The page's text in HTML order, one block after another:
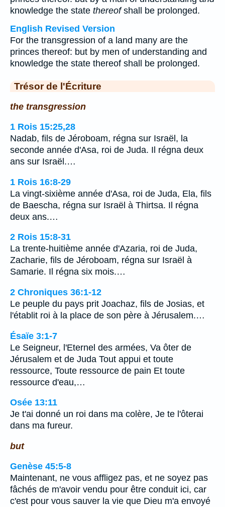
knowledge the state thereofshall be prolonged.
English Revised Version
For the transgression of a land many are the
princes thereof: but by men of understanding and
knowledge the state thereof shall be prolonged.
Trésor de l'Écriture
the transgression
1 Rois 15:25,28
Nadab, fils de Jéroboam, régna sur Israël, la
seconde année d'Asa, roi de Juda. Il régna deux
ans sur Israël.…
1 Rois 16:8-29
La vingt-sixième année d'Asa, roi de Juda, Ela, fils
de Baescha, régna sur Israël à Thirtsa. Il régna
deux ans.…
2 Rois 15:8-31
La trente-huitième année d'Azaria, roi de Juda,
Zacharie, fils de Jéroboam, régna sur Israël à
Samarie. Il régna six mois.…
2 Chroniques 36:1-12
Le peuple du pays prit Joachaz, fils de Josias, et
l'établit roi à la place de son père à Jérusalem.…
Ésaïe 3:1-7
Le Seigneur, l'Eternel des armées, Va ôter de
Jérusalem et de Juda Tout appui et toute
ressource, Toute ressource de pain Et toute
ressource d'eau,…
Osée 13:11
Je t'ai donné un roi dans ma colère, Je te l'ôterai
dans ma fureur.
but
Genèse 45:5-8
Maintenant, ne vous affligez pas, et ne soyez pas
fâchés de m'avoir vendu pour être conduit ici, car
c'est pour vous sauver la vie que Dieu m'a envoyé